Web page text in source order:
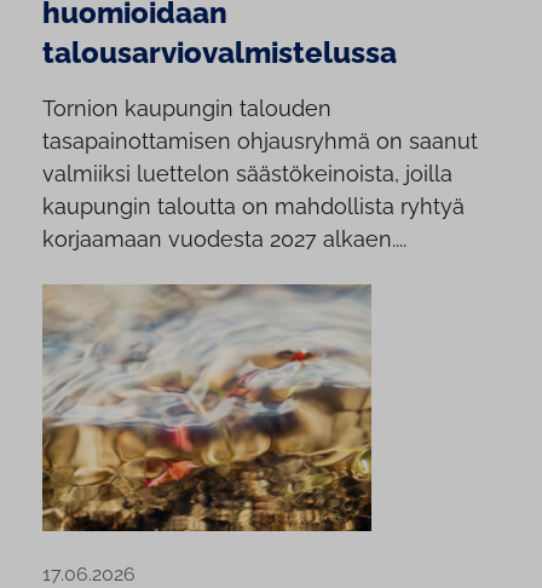
huomioidaan
talousarviovalmistelussa
Tornion kaupungin talouden
tasapainottamisen ohjausryhmä on saanut
valmiiksi luettelon säästökeinoista, joilla
kaupungin taloutta on mahdollista ryhtyä
korjaamaan vuodesta 2027 alkaen....
17.06.2026